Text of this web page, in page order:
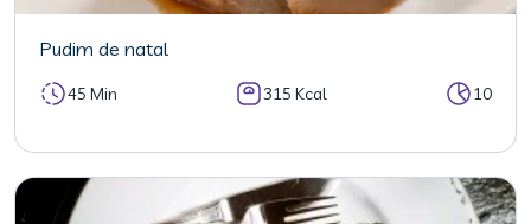
Pudim de natal
45 Min 315 Kcal 10